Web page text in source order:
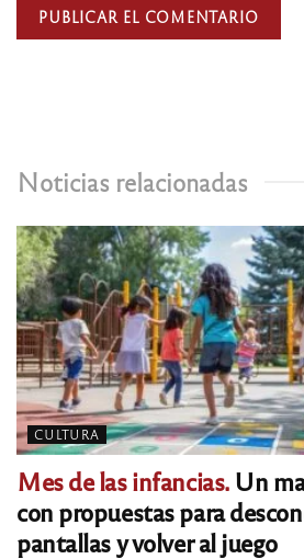
Noticias relacionadas
CULTURA
Mes de las infancias.Un
con propuestas para
pantallas y volver al juego